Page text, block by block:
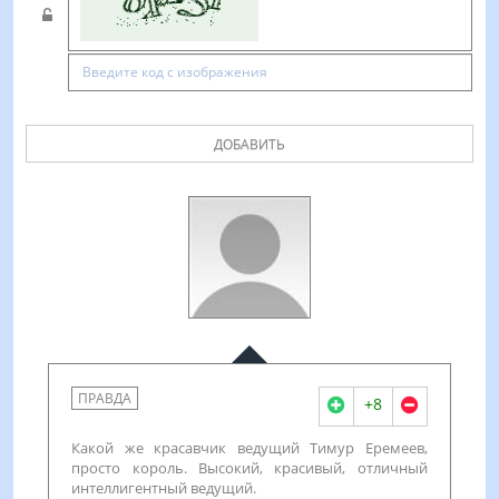
ДОБАВИТЬ
ПРАВДА +8
Какой же красавчик ведущий Тимур Еремеев,
просто король. Высокий, красивый, отличный
интеллигентный ведущий.